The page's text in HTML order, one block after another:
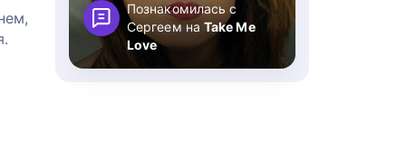
Познакомилась с
Сергеем на Take Me
Love